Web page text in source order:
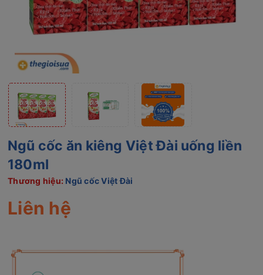
Ngũ cốc ăn kiêng Việt Đài uống liền
180ml
Thương hiệu: Ngũ cốc Việt Đài
Liên hệ